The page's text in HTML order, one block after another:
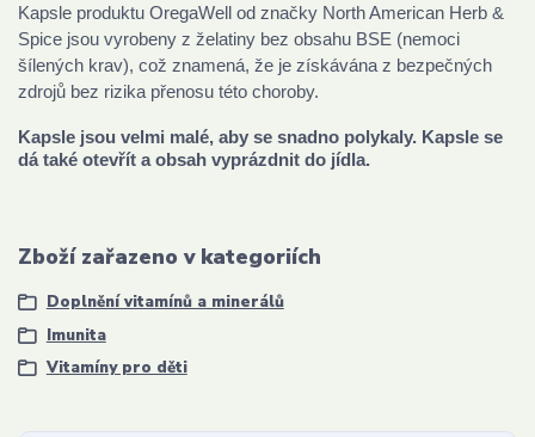
Kapsle produktu OregaWell od značky North American Herb &
Spice jsou vyrobeny z želatiny bez obsahu BSE (nemoci
šílených krav), což znamená, že je získávána z bezpečných
zdrojů bez rizika přenosu této choroby.
Kapsle jsou velmi malé, aby se snadno polykaly. Kapsle se
dá také otevřít a obsah vyprázdnit do jídla.
Zboží zařazeno v kategoriích
Doplnění vitamínů a minerálů
Imunita
Vitamíny pro děti